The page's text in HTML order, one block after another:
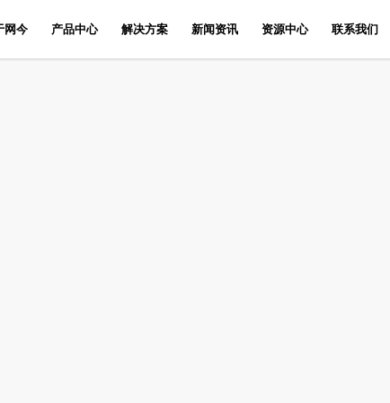
网今 产品中心 解决方案 新闻资讯 资源中心 联系我们